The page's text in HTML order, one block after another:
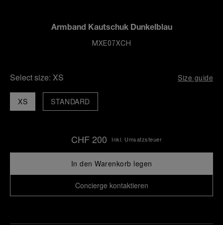
Armband Kautschuk Dunkelblau
MXE07XCH
Select size: XS Size guide
XS STANDARD
CHF 200 Inkl. Umsatzsteuer
In den Warenkorb legen
Concierge kontaktieren